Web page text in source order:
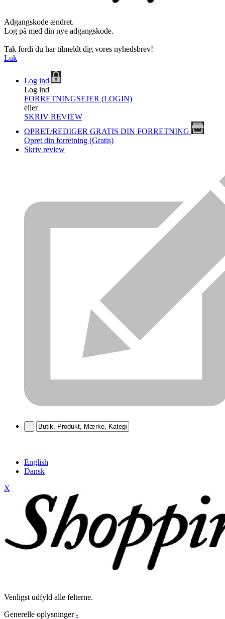
Adgangskode ændret.
Log på med din nye adgangskode.
Tak fordi du har tilmeldt dig vores nyhedsbrev!
Luk
Log ind
Log ind
FORRETNINGSEJER (LOGIN)
eller
SKRIV REVIEW
OPRET/REDIGER GRATIS DIN FORRETNING
Opret din forretning (Gratis)
Skriv review
English
Dansk
X
Venligst udfyld alle felterne.
Generelle oplysninger -